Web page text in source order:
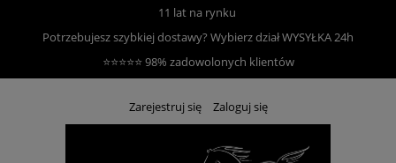
11 lat na rynku
Potrzebujesz szybkiej dostawy? Wybierz działWYSYŁKA 24h
⭐⭐⭐⭐⭐ 98% zadowolonych klientów
Zarejestruj się Zaloguj się